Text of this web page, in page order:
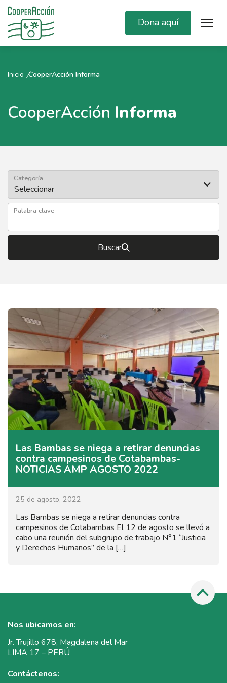
Dona aquí
Inicio CooperAcción Informa
CooperAcción Informa
Categoría
Palabra clave
Buscar
Las Bambas se niega a retirar denuncias
contra campesinos de Cotabambas-
NOTICIAS AMP AGOSTO 2022
25 de agosto, 2022
Las Bambas se niega a retirar denuncias contra
campesinos de Cotabambas El 12 de agosto se llevó a
cabo una reunión del subgrupo de trabajo N°1 “Justicia
y Derechos Humanos” de la […]
Nos ubicamos en:
Jr. Trujillo 678, Magdalena del Mar
LIMA 17 – PERÚ
Contáctenos: